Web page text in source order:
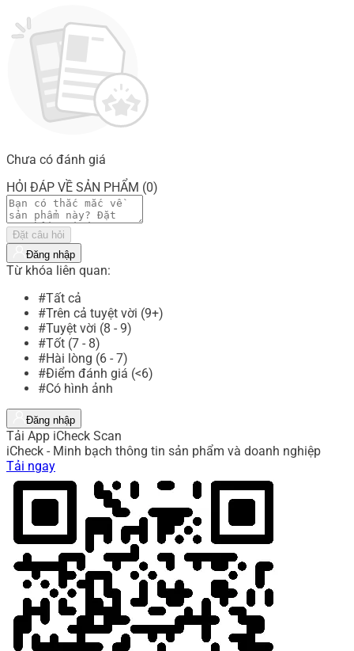
Chưa có đánh giá
HỎI ĐÁP VỀ SẢN PHẨM (0)
Đặt câu hỏi
Đăng nhập
Từ khóa liên quan:
#Tất cả
#Trên cả tuyệt vời (9+)
#Tuyệt vời (8 - 9)
#Tốt (7 - 8)
#Hài lòng (6 - 7)
#Điểm đánh giá (<6)
#Có hình ảnh
Đăng nhập
Tải App iCheck Scan
iCheck - Minh bạch thông tin sản phẩm và doanh nghiệp
Tải ngay